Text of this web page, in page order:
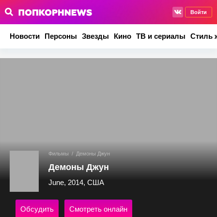
Войти
Новости Персоны Звезды Кино ТВ и сериалы Стиль
Фильмы / Демоны Джун
Демоны Джун
June, 2014, США
Обсудить Смотреть онлайн